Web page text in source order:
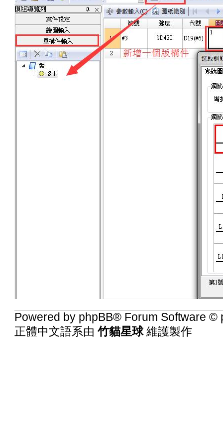
Powered by phpBB® Forum Software ©
正體中文語系由竹貓星球維護製作